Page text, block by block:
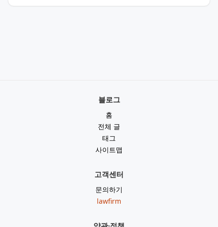
블로그
홈
전체 글
태그
사이트맵
고객센터
문의하기
lawfirm